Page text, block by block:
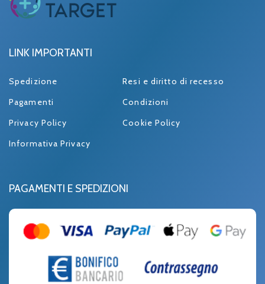
LINK IMPORTANTI
Spedizione
Resi e diritto di recesso
Pagamenti
Condizioni
Privacy Policy
Cookie Policy
Informativa Privacy
PAGAMENTI E SPEDIZIONI